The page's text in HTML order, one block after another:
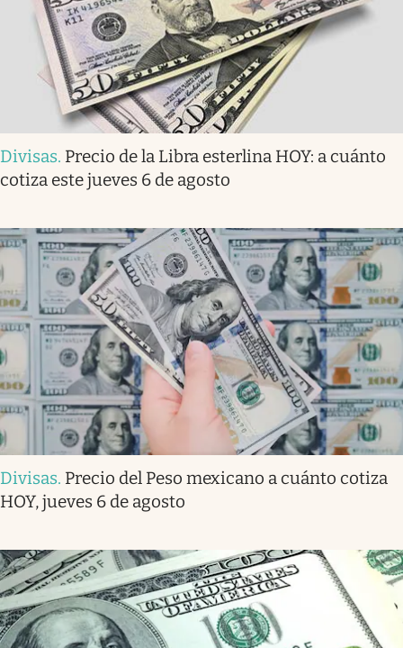
Divisas. Precio de la Libra esterlina HOY: a cuánto
cotiza este jueves 6 de agosto
Divisas. Precio del Peso mexicano a cuánto cotiza
HOY, jueves 6 de agosto